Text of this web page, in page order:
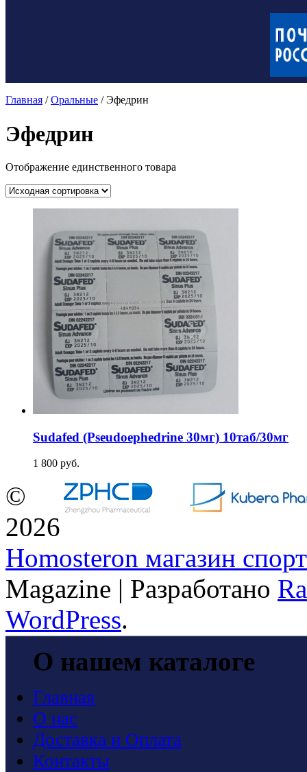
Главная /Оральные / Эфедрин
Эфедрин
Отображение единственного товара
Sudafed (Pseudoephedrine 30мг) 10таб/30мг
1 800 руб.
©
2026
Homosteron магазин
Magazine | Разработано
WordPress.
О нашем каталоге
Главная
О нас
Доставка и Оплата
Контакты